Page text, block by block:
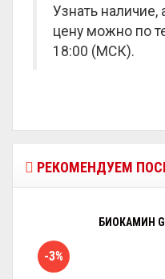
Узнать наличие,
цену можно по
18:00 (МСК).
РЕКОМЕНДУЕМ
БИОКАМИН
-3%